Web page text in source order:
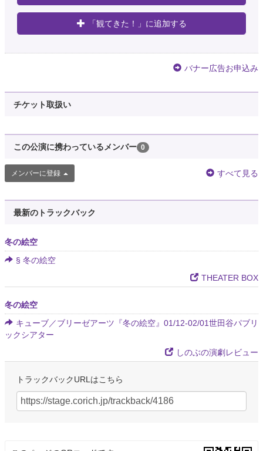
「観てきた！」に追加する
バナー広告お申込み
チケット取扱い
この公演に携わっているメンバー 0
メンバーに登録 すべて見る
最新のトラックバック
冬の絵空
§ 冬の絵空
THEATER BOX
冬の絵空
キューブ／ブリーゼアーツ『冬の絵空』01/12-02/01世田谷パブリ
ックシアター
しのぶの演劇レビュー
トラックバックURLはこちら